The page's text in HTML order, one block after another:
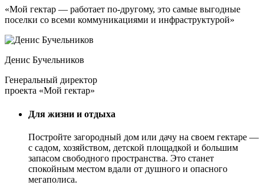
«Мой гектар — работает по-другому, это самые выгодные
поселки со всеми коммуникациями и инфраструктурой»
Денис Бучельников
Генеральный директор
проекта «Мой гектар»
Для жизни и отдыха
Постройте загородный дом или дачу на своем гектаре —
с садом, хозяйством, детской площадкой и большим
запасом свободного пространства. Это станет
спокойным местом вдали от душного и опасного
мегаполиса.